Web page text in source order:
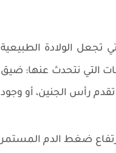
الولادة الطبيعية
التي نتحدث عنها: ضيق
رأس الجنين، أو وجود
ضغط الدم المستمر